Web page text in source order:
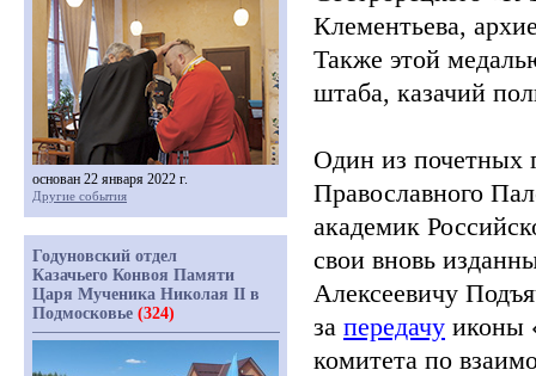
Клементьева,
Также этой
штаба, казачий
Один из почетных
Православного
академик
свои вновь
Алексеевичу
за передачу иконы
комитета по
основан 22 января 2022 г.
Другие события
Годуновский отдел
Казачьего Конвоя Памяти
Царя Мученика Николая II в
Подмосковье (324)